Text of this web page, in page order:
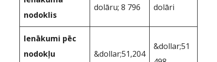
nodoklis
dolāru; 8 796
dolāri
Ienākumi pēc
nodokļu
&dollar;51,204
&dollar;51